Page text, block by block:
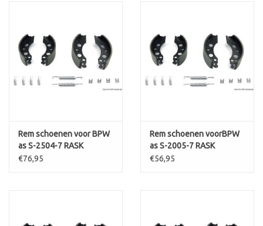
Rem schoenen voor BPW
as S-2504-7 RASK
€76,95
Rem schoenen voorBPW
as S-2005-7 RASK
€56,95